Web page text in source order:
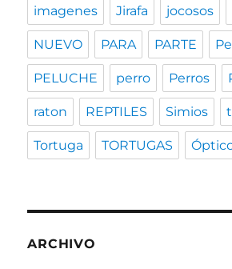
imagenes Jirafa jocosos
NUEVO PARA PARTE
PELUCHE perro Perros
raton REPTILES Simios
Tortuga TORTUGAS
ARCHIVO